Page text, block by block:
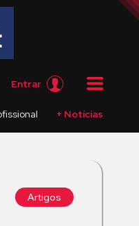
Entrar
+ Notícias
Artigos